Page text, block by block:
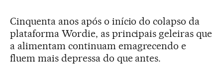
Cinquenta anos após o início do colapso da
plataforma Wordie, as principais geleiras que
a alimentam continuam emagrecendo e
fluem mais depressa do que antes.